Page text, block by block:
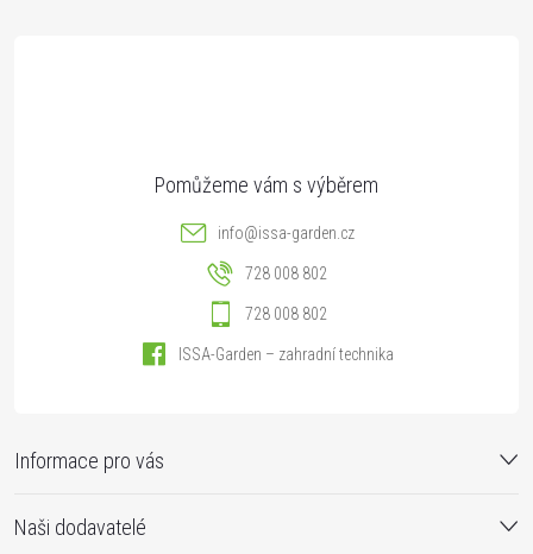
Informace pro vás
info@issa-garden.cz
728 008 802
728 008 802
ISSA-Garden – zahradní technika
Naši dodavatelé